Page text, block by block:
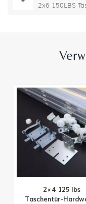
2x6 150LBS
2×4 125 lbs
Taschentür-